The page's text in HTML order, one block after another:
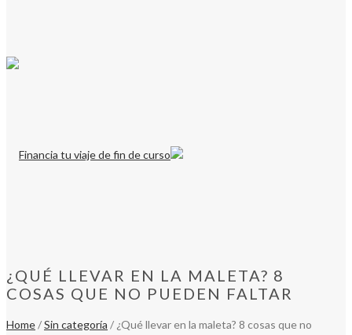
¿QUÉ LLEVAR EN LA MALETA? 8
COSAS QUE NO PUEDEN FALTAR
Home/Sin categoría / ¿Qué llevar en la maleta? 8 cosas que no